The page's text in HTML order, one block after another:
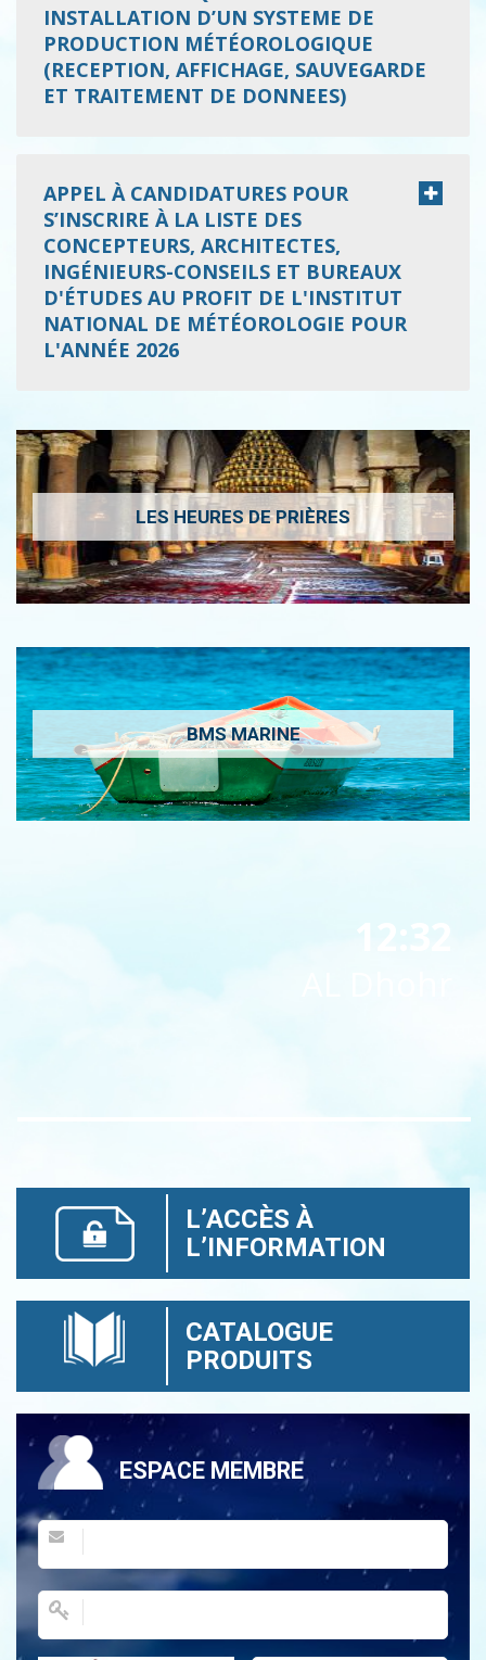
INSTALLATION D’UN SYSTEME DE
PRODUCTION MÉTÉOROLOGIQUE
(RECEPTION, AFFICHAGE, SAUVEGARDE
ET TRAITEMENT DE DONNEES)
APPEL À CANDIDATURES POUR
S’INSCRIRE À LA LISTE DES
CONCEPTEURS, ARCHITECTES,
INGÉNIEURS-CONSEILS ET BUREAUX
D'ÉTUDES AU PROFIT DE L'INSTITUT
NATIONAL DE MÉTÉOROLOGIE POUR
L'ANNÉE 2026
LES HEURES DE PRIÈRES
BMS MARINE
12:32
L’ACCÈS À
L’INFORMATION
CATALOGUE
PRODUITS
ESPACE MEMBRE